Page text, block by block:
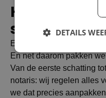
Hoe zorgen
succesvolle
Een huis verkopen doe je
En net daarom pakken
Van de eerste schatting
notaris: wij regelen alles
we dat precies
DETAILS